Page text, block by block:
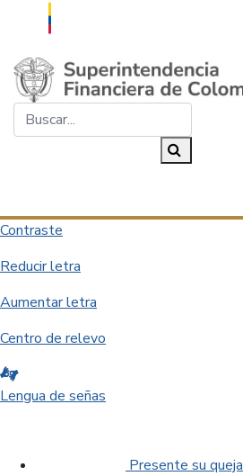
Saltar al contenido principal
Contraste
Reducir letra
Aumentar letra
Centro de relevo
Lengua de señas
Presente su queja